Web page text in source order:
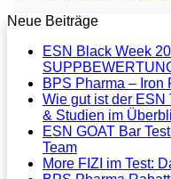
Neue Beiträge
ESN Black Week
BPS Pharma – Iron
Wie gut ist der ESN
& Studien im
ESN GOAT Bar
Team
More FIZI im Test: